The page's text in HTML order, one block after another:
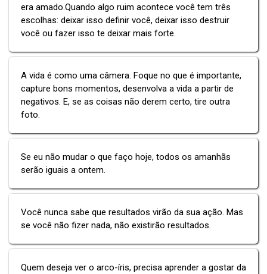
era amado.Quando algo ruim acontece você tem três
escolhas: deixar isso definir você, deixar isso destruir
você ou fazer isso te deixar mais forte.
A vida é como uma câmera. Foque no que é importante,
capture bons momentos, desenvolva a vida a partir de
negativos. E, se as coisas não derem certo, tire outra
foto.
Se eu não mudar o que faço hoje, todos os amanhãs
serão iguais a ontem.
Você nunca sabe que resultados virão da sua ação. Mas
se você não fizer nada, não existirão resultados.
Quem deseja ver o arco-íris, precisa aprender a gostar da